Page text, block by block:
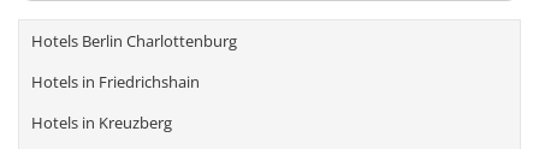
Hotels Berlin Charlottenburg
Hotels in Friedrichshain
Hotels in Kreuzberg